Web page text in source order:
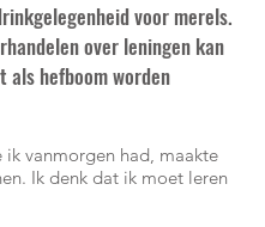
voor merels.
over leningen kan
als hefboom worden
ik vanmorgen had, maakte
Ik denk dat ik moet leren